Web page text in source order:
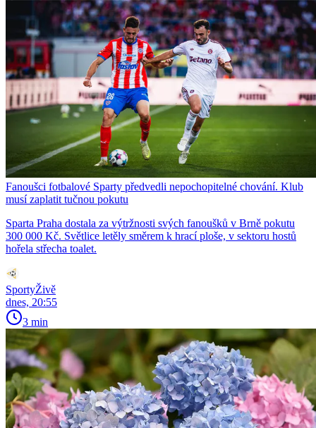
Fanoušci fotbalové Sparty předvedli nepochopitelné chování. Klub
musí zaplatit tučnou pokutu
Sparta Praha dostala za výtržnosti svých fanoušků v Brně pokutu
300 000 Kč. Světlice letěly směrem k hrací ploše, v sektoru hostů
hořela střecha toalet.
SportyŽivě
dnes, 20:55
3 min